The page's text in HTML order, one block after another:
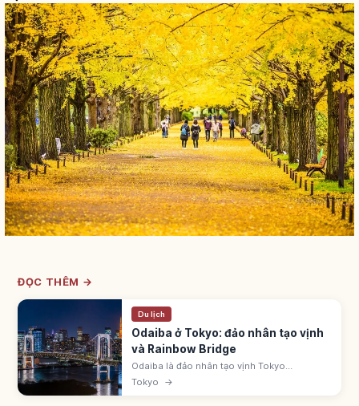
ĐỌC THÊM →
Du lịch
Odaiba ở Tokyo: đảo nhân tạo vịnh
và Rainbow Bridge
Odaiba là đảo nhân tạo vịnh Tokyo
(Minato/Koto), nổi tiếng Rainbow Bridge và
DiverCity Tokyo Plaza có Unicorn Gundam.
Tokyo →